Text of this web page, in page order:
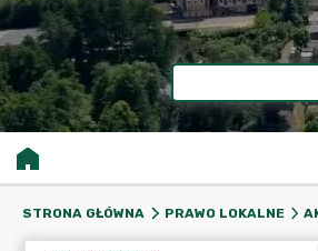
STRONA GŁÓWNA PRAWO LOKALNE